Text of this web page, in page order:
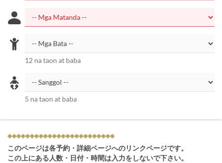
12 na taon at baba
5 na taon at baba
※※※※※※※※※※※※※※※※※※※※※※※※
このページは各予約・詳細ページへのリンクページです。
この上にある人数・日付・時間は入力をしないで下さい。